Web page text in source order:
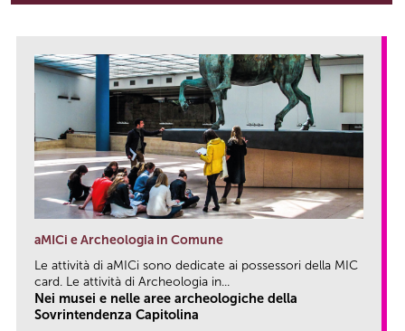
aMICi e Archeologia in Comune
Le attività di aMICi sono dedicate ai possessori della MIC
card. Le attività di Archeologia in...
Nei musei e nelle aree archeologiche della
Sovrintendenza Capitolina